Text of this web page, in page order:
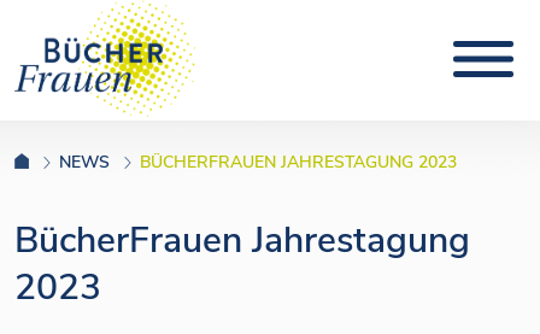
NEWS BÜCHERFRAUEN JAHRESTAGUNG 2023
BücherFrauen Jahrestagung
2023